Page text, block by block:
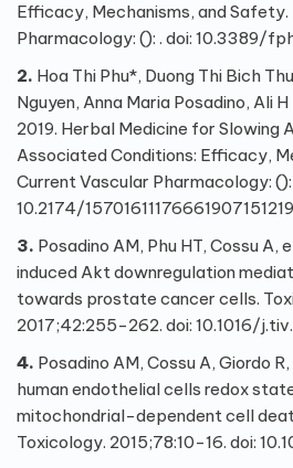
Efficacy, Mechanisms, and Safety.
Pharmacology: (): . doi: 10.3389/
2. Hoa Thi Phu*, Duong Thi Bich
Nguyen, Anna Maria Posadino, Ali
2019. Herbal Medicine for Slowing
Associated Conditions: Efficacy,
Current Vascular Pharmacology: ():
10.2174/
3. Posadino AM, Phu HT, Cossu
induced Akt downregulation
towards prostate cancer cells.
2017;42:255-262. doi: 10.1016/
4. Posadino AM, Cossu A, Giordo
human endothelial cells redox
mitochondrial-dependent cell
Toxicology. 2015;78:10-16. doi: